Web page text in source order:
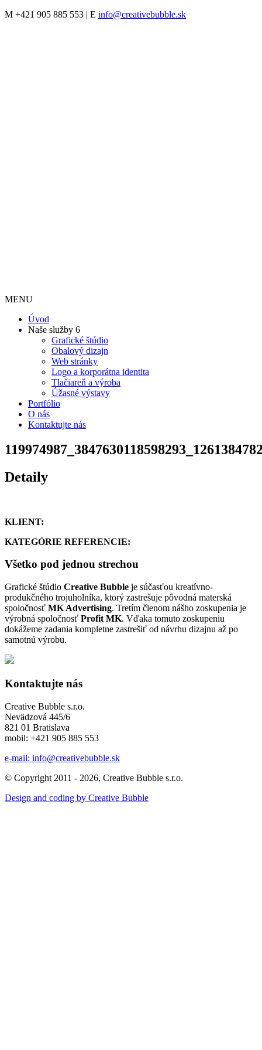
M +421 905 885 553 | E info@creativebubble.sk
MENU
Úvod
Naše služby 6
Grafické štúdio
Obalový dizajn
Web stránky
Logo a korporátna identita
Tlačiareň a výroba
Úžasné výstavy
Portfólio
O nás
Kontaktujte nás
Detaily
KLIENT:
KATEGÓRIE REFERENCIE:
Všetko pod jednou strechou
Grafické štúdio Creative Bubble je súčasťou kreatívno-
produkčného trojuholníka, ktorý zastrešuje pôvodná materská
spoločnosť MK Advertising. Tretím členom nášho zoskupenia je
výrobná spoločnosť Profit MK. Vďaka tomuto zoskupeniu
dokážeme zadania kompletne zastrešiť od návrhu dizajnu až po
samotnú výrobu.
Kontaktujte nás
Creative Bubble s.r.o.
Nevädzová 445/6
821 01 Bratislava
mobil: +421 905 885 553
e-mail: info@creativebubble.sk
© Copyright 2011 - 2026, Creative Bubble s.r.o.
Design and coding by Creative Bubble